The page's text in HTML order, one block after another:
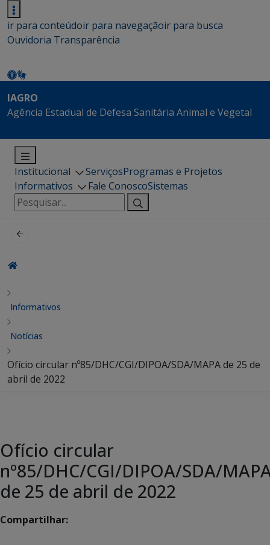
ir para conteúdoir para navegaçãoir para busca
Ouvidoria Transparência
IAGRO
Agência Estadual de Defesa Sanitária Animal e Vegetal
Institucional ServiçosProgramas e Projetos
Informativos
Fale ConoscoSistemas
Pesquisar
por:
Informativos
Notícias
Ofício circular nº85/DHC/CGI/DIPOA/SDA/MAPA de 25 de
abril de 2022
Ofício circular
nº85/DHC/CGI/DIPOA/SDA/
de 25 de abril de 2022
Compartilhar: